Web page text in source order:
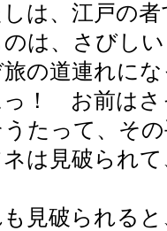
しは、江戸の
は、さびし
旅の道連れに
っ！ お前は
たって、そ
は見破られて
見破られると